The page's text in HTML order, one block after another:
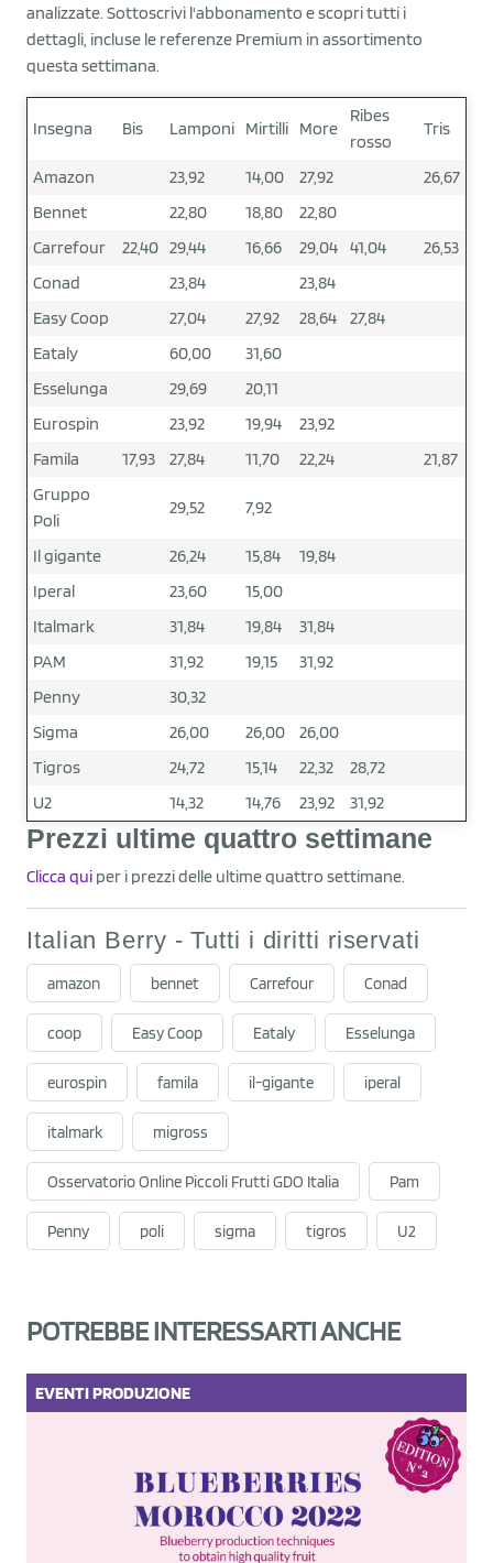
analizzate. Sottoscrivi l'abbonamento e scopri tutti i
dettagli, incluse le referenze Premium in assortimento
questa settimana.
Insegna Bis Lamponi Mirtilli More
Ribes
rosso
Tris
Amazon 23,92 14,00 27,92
26,67
Bennet
22,80 18,80
22,80
Carrefour
22,40 29,44 16,66 29,04 41,04
26,53
Conad
23,84
23,84
Easy Coop
27,04 27,92 28,64
27,84
Eataly
60,00
31,60
Esselunga
29,69
20,11
Eurospin
23,92 19,94
23,92
Famila
17,93 27,84 11,70 22,24
21,87
Gruppo
Poli
29,52 7,92
Il gigante 26,24 15,84
19,84
Iperal
23,60
15,00
Italmark
31,84 19,84
31,84
PAM
31,92 19,15
31,92
Penny
30,32
Sigma
26,00 26,00
26,00
Tigros
24,72 15,14 22,32
28,72
U2
14,32 14,76 23,92 31,92
Prezzi ultime quattro settimane
Clicca qui per i prezzi delle ultime quattro settimane.
Italian Berry - Tutti i diritti riservati
amazon bennet Carrefour Conad
coop Easy Coop Eataly Esselunga
eurospin famila il-gigante iperal
italmark migross
Osservatorio Online Piccoli Frutti GDO Italia Pam
Penny poli sigma tigros U2
POTREBBE INTERESSARTI ANCHE
EVENTIPRODUZIONE